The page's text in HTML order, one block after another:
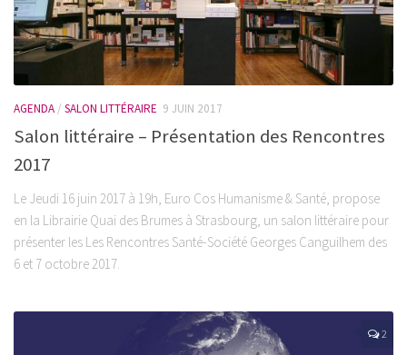
AGENDA / SALON LITTÉRAIRE 9 JUIN 2017
Salon littéraire – Présentation des Rencontres
2017
Le Jeudi 16 juin 2017 à 19h, Euro Cos Humanisme & Santé, propose
en la Librairie Quai des Brumes à Strasbourg, un salon littéraire pour
présenter les Les Rencontres Santé-Société Georges Canguilhem des
6 et 7 octobre 2017.
2